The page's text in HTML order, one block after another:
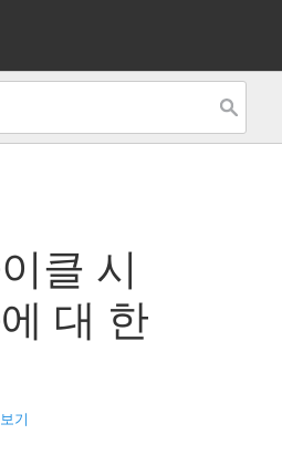
클 시
에 대 한
기